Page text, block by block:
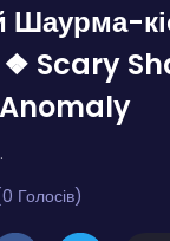
❖ Scary
Голосів)